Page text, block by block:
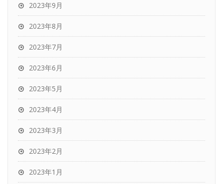
2023年9月
2023年8月
2023年7月
2023年6月
2023年5月
2023年4月
2023年3月
2023年2月
2023年1月